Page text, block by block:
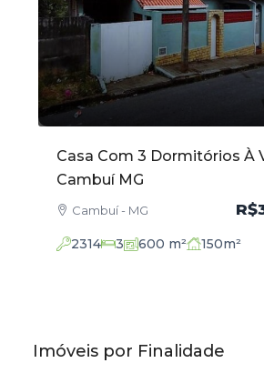
Apartamento com 102 m²
Venda em Cambuí MG
Cambuí - MG
2136 3 102m²
Imóveis por Finalidade